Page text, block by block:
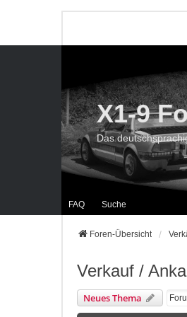
FAQ Suche
X1-9
Das
Foren-Übersicht
Verkauf /
Neues Thema